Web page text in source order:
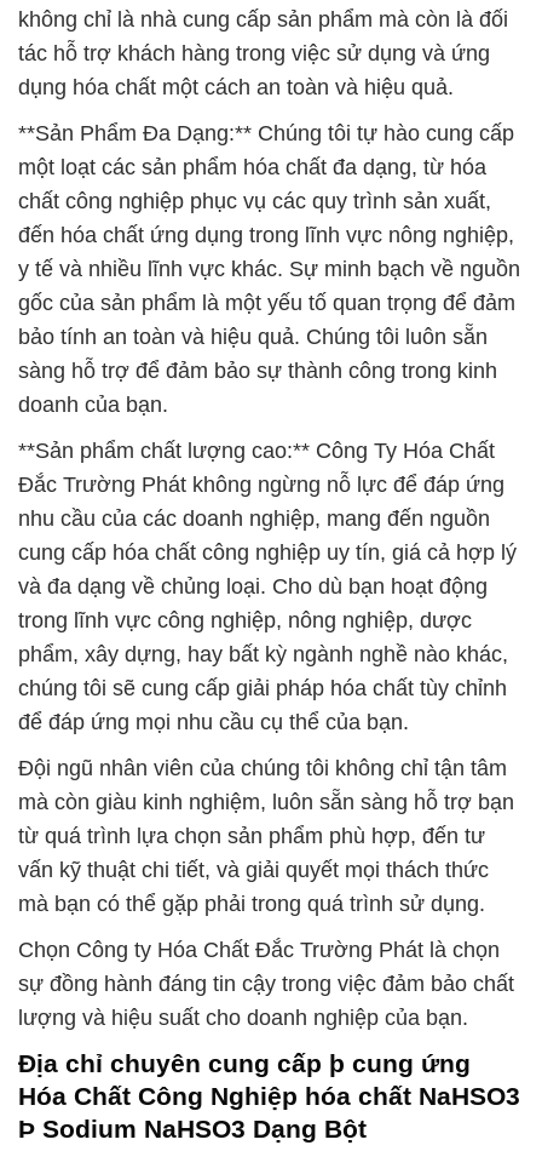
không chỉ là nhà cung cấp sản phẩm mà còn là đối
tác hỗ trợ khách hàng trong việc sử dụng và ứng
dụng hóa chất một cách an toàn và hiệu quả.
**Sản Phẩm Đa Dạng:** Chúng tôi tự hào cung cấp
một loạt các sản phẩm hóa chất đa dạng, từ hóa
chất công nghiệp phục vụ các quy trình sản xuất,
đến hóa chất ứng dụng trong lĩnh vực nông nghiệp,
y tế và nhiều lĩnh vực khác. Sự minh bạch về nguồn
gốc của sản phẩm là một yếu tố quan trọng để đảm
bảo tính an toàn và hiệu quả. Chúng tôi luôn sẵn
sàng hỗ trợ để đảm bảo sự thành công trong kinh
doanh của bạn.
**Sản phẩm chất lượng cao:** Công Ty Hóa Chất
Đắc Trường Phát không ngừng nỗ lực để đáp ứng
nhu cầu của các doanh nghiệp, mang đến nguồn
cung cấp hóa chất công nghiệp uy tín, giá cả hợp lý
và đa dạng về chủng loại. Cho dù bạn hoạt động
trong lĩnh vực công nghiệp, nông nghiệp, dược
phẩm, xây dựng, hay bất kỳ ngành nghề nào khác,
chúng tôi sẽ cung cấp giải pháp hóa chất tùy chỉnh
để đáp ứng mọi nhu cầu cụ thể của bạn.
Đội ngũ nhân viên của chúng tôi không chỉ tận tâm
mà còn giàu kinh nghiệm, luôn sẵn sàng hỗ trợ bạn
từ quá trình lựa chọn sản phẩm phù hợp, đến tư
vấn kỹ thuật chi tiết, và giải quyết mọi thách thức
mà bạn có thể gặp phải trong quá trình sử dụng.
Chọn Công ty Hóa Chất Đắc Trường Phát là chọn
sự đồng hành đáng tin cậy trong việc đảm bảo chất
lượng và hiệu suất cho doanh nghiệp của bạn.
Địa chỉ chuyên cung cấp þ cung ứng
Hóa Chất Công Nghiệp hóa chất NaHSO3
Þ Sodium NaHSO3 Dạng Bột